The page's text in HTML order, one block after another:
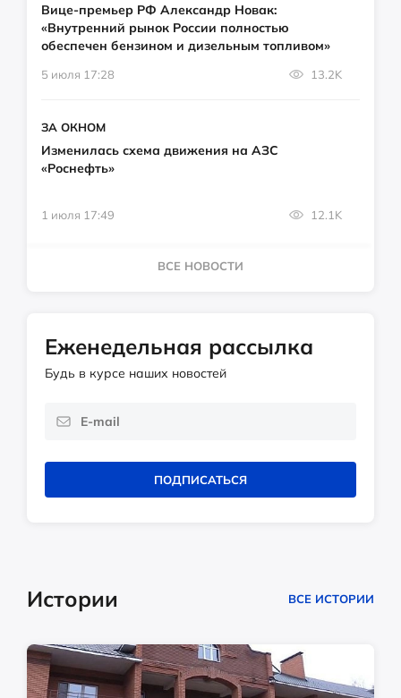
Вице-премьер РФ Александр Новак:
«Внутренний рынок России полностью
обеспечен бензином и дизельным топливом»
5 июля 17:28 13.2K
ЗА ОКНОМ
Изменилась схема движения на АЗС
«Роснефть»
1 июля 17:49 12.1K
ВСЕ НОВОСТИ
Еженедельная рассылка
Будь в курсе наших новостей
ПОДПИСАТЬСЯ
Истории ВСЕ ИСТОРИИ